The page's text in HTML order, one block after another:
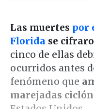
Las muertes por
Florida se
cinco de ellas
ocurridos antes
fenómeno que
marejadas